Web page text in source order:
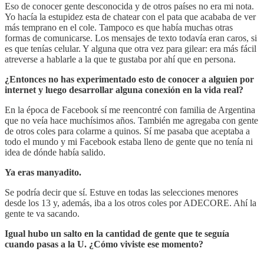
Eso de conocer gente desconocida y de otros países no era mi nota.
Yo hacía la estupidez esta de chatear con el pata que acababa de ver
más temprano en el cole. Tampoco es que había muchas otras
formas de comunicarse. Los mensajes de texto todavía eran caros, si
es que tenías celular. Y alguna que otra vez para gilear: era más fácil
atreverse a hablarle a la que te gustaba por ahí que en persona.
¿Entonces no has experimentado esto de conocer a alguien por
internet y luego desarrollar alguna conexión en la vida real?
En la época de Facebook sí me reencontré con familia de Argentina
que no veía hace muchísimos años. También me agregaba con gente
de otros coles para colarme a quinos. Sí me pasaba que aceptaba a
todo el mundo y mi Facebook estaba lleno de gente que no tenía ni
idea de dónde había salido.
Ya eras manyadito.
Se podría decir que sí. Estuve en todas las selecciones menores
desde los 13 y, además, iba a los otros coles por ADECORE. Ahí la
gente te va sacando.
Igual hubo un salto en la cantidad de gente que te seguía
cuando pasas a la U. ¿Cómo viviste ese momento?